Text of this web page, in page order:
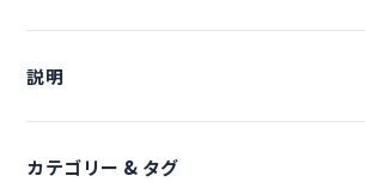
説明
カテゴリー & タグ